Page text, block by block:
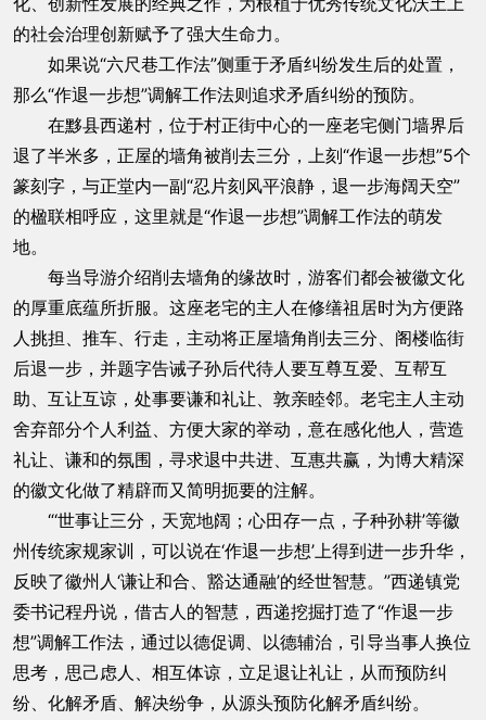
的社会治理创新赋予了强大生命力。
如果说“六尺巷工作法”侧重于矛盾纠纷发生后的处置，
那么“作退一步想”调解工作法则追求矛盾纠纷的预防。
在黟县西递村，位于村正街中心的一座老宅侧门墙界后
退了半米多，正屋的墙角被削去三分，上刻“作退一步想”5个
篆刻字，与正堂内一副“忍片刻风平浪静，退一步海阔天空”
的楹联相呼应，这里就是“作退一步想”调解工作法的萌发
地。
每当导游介绍削去墙角的缘故时，游客们都会被徽文化
的厚重底蕴所折服。这座老宅的主人在修缮祖居时为方便路
人挑担、推车、行走，主动将正屋墙角削去三分、阁楼临街
后退一步，并题字告诫子孙后代待人要互尊互爱、互帮互
助、互让互谅，处事要谦和礼让、敦亲睦邻。老宅主人主动
舍弃部分个人利益、方便大家的举动，意在感化他人，营造
礼让、谦和的氛围，寻求退中共进、互惠共赢，为博大精深
的徽文化做了精辟而又简明扼要的注解。
“‘世事让三分，天宽地阔；心田存一点，子种孙耕’等徽
州传统家规家训，可以说在‘作退一步想’上得到进一步升华，
反映了徽州人‘谦让和合、豁达通融’的经世智慧。”西递镇党
委书记程丹说，借古人的智慧，西递挖掘打造了“作退一步
想”调解工作法，通过以德促调、以德辅治，引导当事人换位
思考，思己虑人、相互体谅，立足退让礼让，从而预防纠
纷、化解矛盾、解决纷争，从源头预防化解矛盾纠纷。